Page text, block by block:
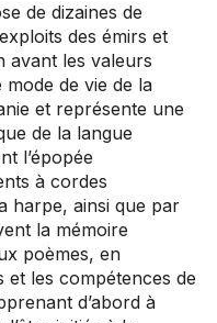
de dizaines de
des émirs et
avant les valeurs
de vie de la
et représente une
de la langue
l’épopée
à cordes
harpe, ainsi que par
la mémoire
poèmes, en
et les compétences de
d’abord à